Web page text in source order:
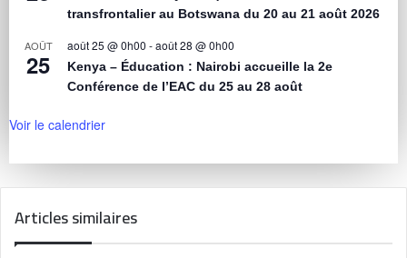
transfrontalier au Botswana du 20 au 21 août 2026
AOÛT
25
août 25 @ 0h00 -août 28 @ 0h00
Kenya – Éducation : Nairobi accueille la 2e
Conférence de l’EAC du 25 au 28 août
Voir le calendrier
Articles similaires